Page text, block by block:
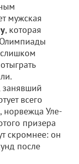
мужская
, которая
всего
норвежца Уле-
призера
скромнее: он
после